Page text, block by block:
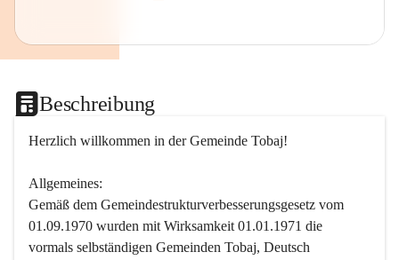
Beschreibung
Herzlich willkommen in der Gemeinde Tobaj!
Allgemeines:
Gemäß dem Gemeindestrukturverbesserungsgesetz vom
01.09.1970 wurden mit Wirksamkeit 01.01.1971 die
vormals selbständigen Gemeinden Tobaj, Deutsch